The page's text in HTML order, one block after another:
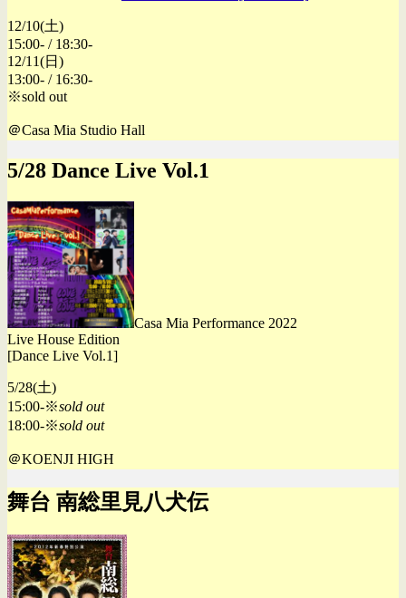
12/10(土)
15:00- / 18:30-
12/11(日)
13:00- / 16:30-
※sold out
＠Casa Mia Studio Hall
5/28 Dance Live Vol.1
Casa Mia Performance 2022
Live House Edition
[Dance Live Vol.1]
5/28(土)
15:00-※sold out
18:00-※sold out
＠KOENJI HIGH
舞台 南総里見八犬伝